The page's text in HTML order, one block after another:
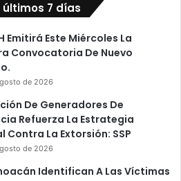
últimos 7 días
Emitirá Este Miércoles La
Convocatoria De Nuevo
de 2026
De Generadores De
Refuerza La Estrategia
Contra La Extorsión: SSP
de 2026
Identifican A Las Víctimas